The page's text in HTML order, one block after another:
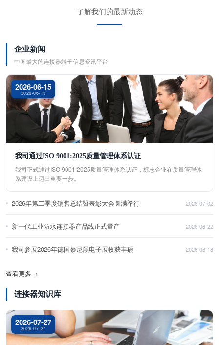
了解我们的最新动态
企业新闻
中国最大的连接器端子信息资讯平台
2026-06-15
2026-06-15
我司通过ISO 9001:2025质量管理体系认证
我司正式通过ISO 9001:2025质量管理体系认证，标志企业在质量管理体
系建设上迈出重要一步。
2026年第二季度销售总结暨表彰大会圆满举行 2026-07-02
新一代工业防水连接器产品线正式量产 2026-06-22
我司参展2026年德国慕尼黑电子展收获丰硕 2026-06-18
查看更多→
连接器知识库
2026-07-27
2026-07-27